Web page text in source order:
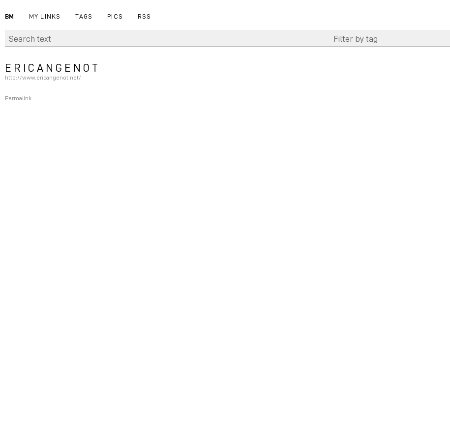
BM MY LINKS TAGS PICS RSS
E R I C A N G E N O T
http://www.ericangenot.net/
Permalink